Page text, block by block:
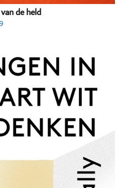
de held